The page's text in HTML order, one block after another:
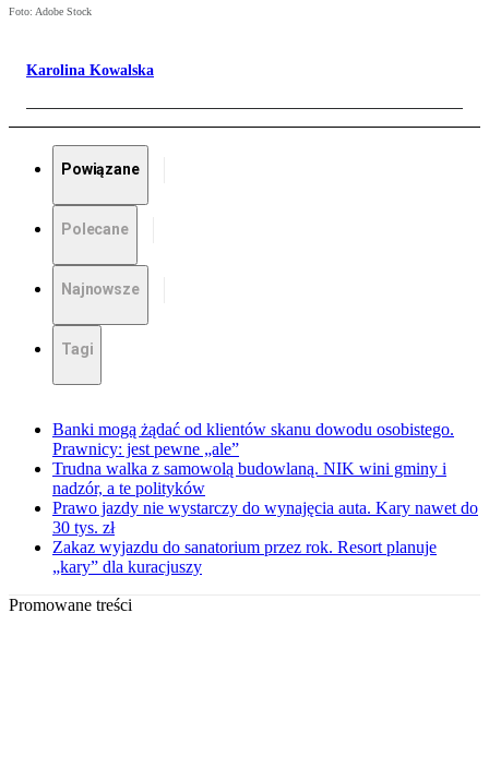
Foto: Adobe Stock
Karolina Kowalska
Powiązane
Polecane
Najnowsze
Tagi
Banki mogą żądać od klientów skanu dowodu osobistego.
Prawnicy: jest pewne „ale”
Trudna walka z samowolą budowlaną. NIK wini gminy i
nadzór, a te polityków
Prawo jazdy nie wystarczy do wynajęcia auta. Kary nawet do
30 tys. zł
Zakaz wyjazdu do sanatorium przez rok. Resort planuje
„kary” dla kuracjuszy
Promowane treści